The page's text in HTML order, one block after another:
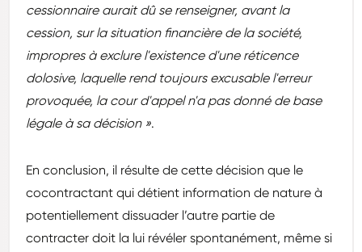
cessionnaire aurait dû se renseigner, avant la
cession, sur la situation financière de la société,
impropres à exclure l'existence d'une réticence
dolosive, laquelle rend toujours excusable l'erreur
provoquée, la cour d'appel n'a pas donné de base
légale à sa décision ».
En conclusion, il résulte de cette décision que le
cocontractant qui détient information de nature à
potentiellement dissuader l’autre partie de
contracter doit la lui révéler spontanément, même si